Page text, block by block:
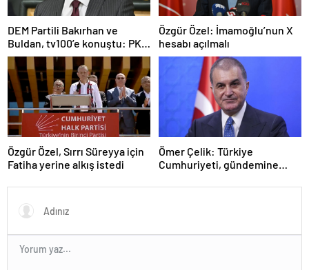
DEM Partili Bakırhan ve
Buldan, tv100’e konuştu: PKK
ne zaman kendini feshedecek
Özgür Özel: İmamoğlu’nun X
hesabı açılmalı
Özgür Özel, Sırrı Süreyya için
Fatiha yerine alkış istedi
Ömer Çelik: Türkiye
Cumhuriyeti, gündemine